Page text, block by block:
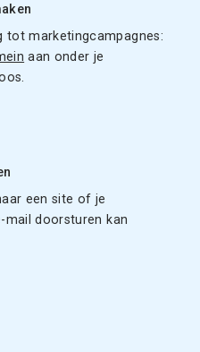
tot marketingcampagnes:
aan onder je
een site of je
mail doorsturen kan